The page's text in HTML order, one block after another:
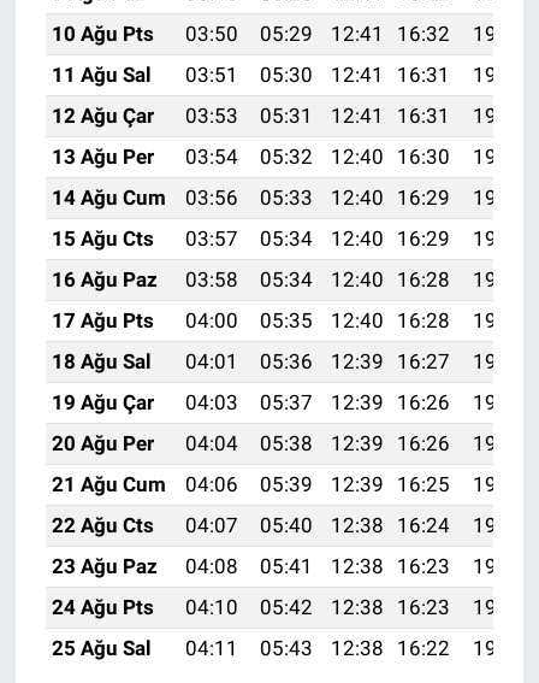
10 Ağu Pts
03:50 05:29 12:41 16:32
19:43
11 Ağu Sal
03:51 05:30 12:41 16:31
19:42
12 Ağu Çar
03:53 05:31 12:41 16:31
19:41
13 Ağu Per
03:54 05:32 12:40 16:30
19:39
14 Ağu Cum
03:56 05:33 12:40 16:29
19:38
15 Ağu Cts
03:57 05:34 12:40 16:29
19:37
16 Ağu Paz
03:58 05:34 12:40 16:28
19:35
17 Ağu Pts
04:00 05:35 12:40 16:28
19:34
18 Ağu Sal
04:01 05:36 12:39 16:27
19:32
19 Ağu Çar
04:03 05:37 12:39 16:26
19:31
20 Ağu Per
04:04 05:38 12:39 16:26
19:30
21 Ağu Cum
04:06 05:39 12:39 16:25
19:28
22 Ağu Cts
04:07 05:40 12:38 16:24
19:27
23 Ağu Paz
04:08 05:41 12:38 16:23
19:25
24 Ağu Pts
04:10 05:42 12:38 16:23
19:24
25 Ağu Sal
04:11 05:43 12:38 16:22 19:22